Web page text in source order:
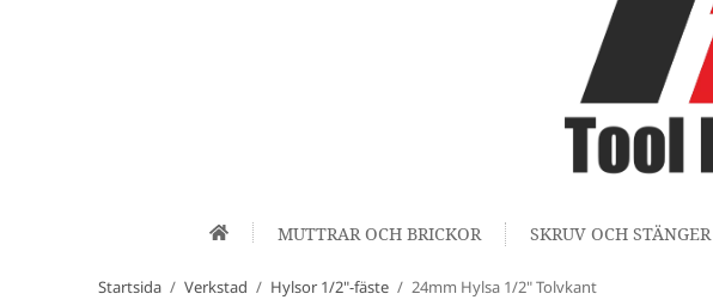
MUTTRAR OCH BRICKOR SKRUV OCH STÄNGER
Startsida / Verkstad / Hylsor 1/2"-fäste / 24mm Hylsa 1/2" Tolvkant